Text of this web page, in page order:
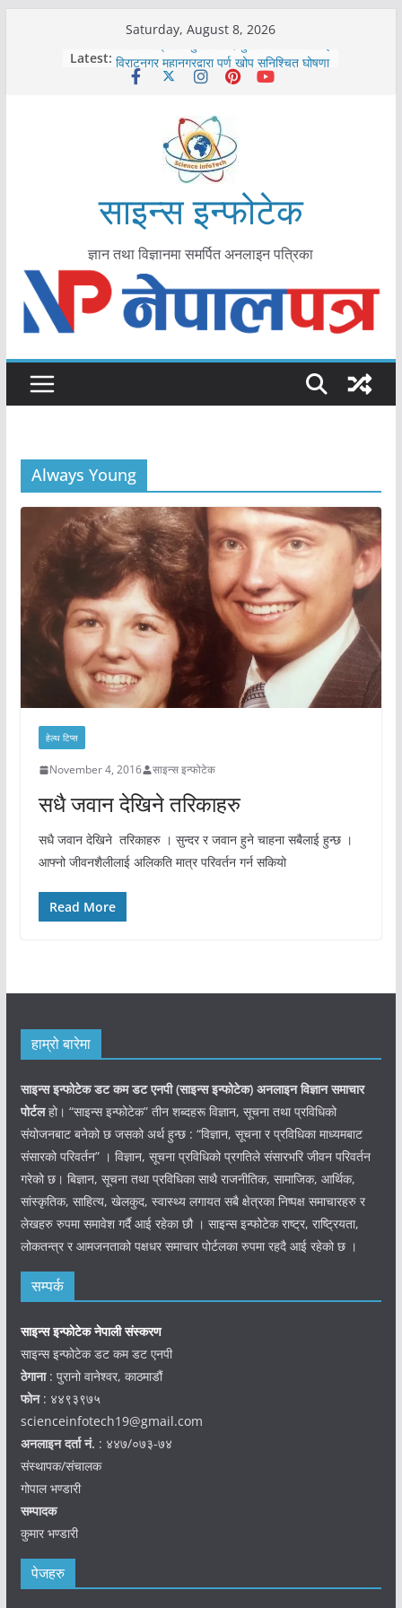
Saturday, August 8, 2026
Latest:
कोरोना संक्रमण पुष्टिपछि दार्चुलाका सीमामा कडाइ
विराटनगर महानगरद्वारा पूर्ण खोप सुनिश्चित घोषणा
तयारी
आयुर्वेद चिकित्सा प्रणालीको भूमिका महत्वपूर्ण छ :
मुख्यमन्त्री शाह
काभ्रेपलाञ्चोकमा आयुर्वेद स्वास्थ्योपचारतर्फ
साइन्स इन्फोटेक
ज्ञान तथा विज्ञानमा समर्पित अनलाइन पत्रिका
Always Young
हेल्थ टिप्स
November 4, 2016 साइन्स इन्फोटेक
सधै जवान देखिने तरिकाहरु
सधै जवान देखिने तरिकाहरु । सुन्दर र जवान हुने चाहना सबैलाई हुन्छ ।
आफ्नो जीवनशैलीलाई अलिकति मात्र परिवर्तन गर्न सकियो
Read More
हाम्रो बारेमा
साइन्स इन्फोटेक डट कम डट एनपी (साइन्सइन्फोटेक) अनलाइन विज्ञान समाचार
पोर्टलहो। “साइन्स इन्फोटेक” तीन शब्दहरू विज्ञान, सूचना तथा प्रविधिको
संयोजनबाट बनेको छ जसको अर्थ हुन्छ : “विज्ञान, सूचना र प्रविधिका माध्यमबाट
संसारको परिवर्तन” । विज्ञान, सूचना प्रविधिको प्रगतिले संसारभरि जीवन परिवर्तन
गरेको छ। बिज्ञान, सूचना तथा प्रविधिका साथै राजनीतिक, सामाजिक, आर्थिक,
सांस्कृतिक, साहित्य, खेलकुद, स्वास्थ्य लगायत सबै क्षेत्रका निष्पक्ष समाचारहरु र
लेखहरु रुपमा समावेश गर्दै आई रहेका छौ । साइन्स इन्फोटेक राष्ट्र, राष्ट्रियता,
लोकतन्त्र र आमजनताको पक्षधर समाचार पोर्टलका रुपमा रहदै आई रहेको छ ।
सम्पर्क
साइन्स इन्फोटेक नेपाली संस्करण
साइन्स इन्फोटेक डट कम डट एनपी
ठेगाना: पुरानो वानेश्वर, काठमाडौं
फोन: ४४९३९७५
scienceinfotech19@gmail.com
अनलाइन दर्ता नं. : ४४७/०७३-७४
संस्थापक/संचालक
गोपाल भण्डारी
सम्पादक
कुमार भण्डारी
पेजहरु